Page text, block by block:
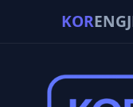
KORENG